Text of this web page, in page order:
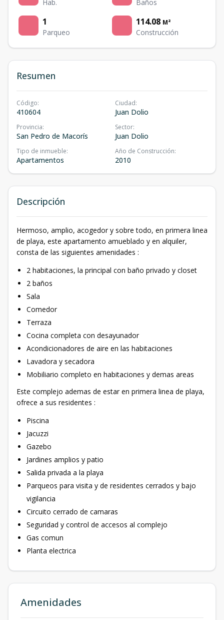
Hab. Baños
1
Parqueo
114.08 M²
Construcción
Resumen
Código:
410604
Ciudad:
Juan Dolio
Provincia:
San Pedro de Macorís
Sector:
Juan Dolio
Tipo de inmueble:
Apartamentos
Año de Construcción:
2010
Descripción
Hermoso, amplio, acogedor y sobre todo, en primera linea
de playa, este apartamento amueblado y en alquiler,
consta de las siguientes amenidades :
2 habitaciones, la principal con baño privado y closet
2 baños
Sala
Comedor
Terraza
Cocina completa con desayunador
Acondicionadores de aire en las habitaciones
Lavadora y secadora
Mobiliario completo en habitaciones y demas areas
Este complejo ademas de estar en primera linea de playa,
ofrece a sus residentes :
Piscina
Jacuzzi
Gazebo
Jardines amplios y patio
Salida privada a la playa
Parqueos para visita y de residentes cerrados y bajo
vigilancia
Circuito cerrado de camaras
Seguridad y control de accesos al complejo
Gas comun
Planta electrica
Amenidades